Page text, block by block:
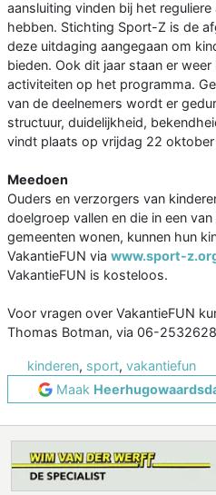
aansluiting vinden bij het
hebben. Stichting Sport-Z is de
deze uitdaging aangegaan om
bieden. Ook dit jaar staan er
activiteiten op het programma.
van de deelnemers wordt er
structuur, duidelijkheid,
vindt plaats op vrijdag 22
Meedoen
Ouders en verzorgers van
doelgroep vallen en die in een
gemeenten wonen, kunnen hun
VakantieFUN via www.sport-
VakantieFUN is kosteloos.
Voor vragen over VakantieFUN
Thomas Botman, via 06-
kinderen, sport, vakantiefun
Maak